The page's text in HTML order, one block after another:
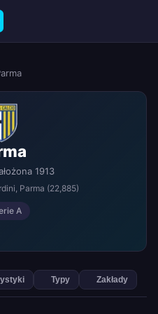
1913
, Parma (22,885)
A
Typy Zakłady